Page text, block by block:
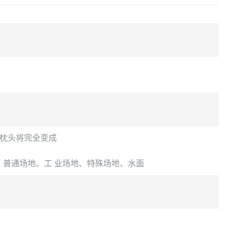
头将完全变成
通场地、工 业场地、特殊场地、水面